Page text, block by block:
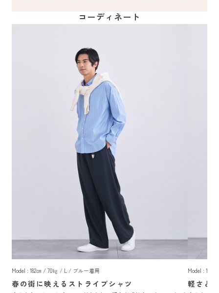
コーディネート
Model : 182㎝ / 70㎏ / L / ブルー着用
春の街に映えるストライプシャツ
Model : 183
軽さと